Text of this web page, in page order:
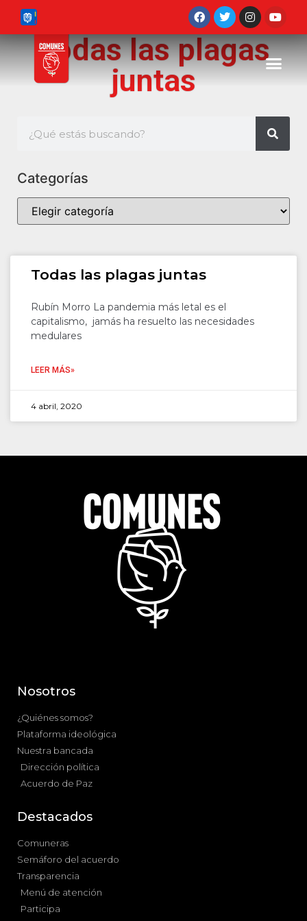
Todas las plagas
juntas
Categorías
Todas las plagas juntas
Rubín Morro La pandemia más letal es el
capitalismo, jamás ha resuelto las necesidades
medulares
LEER MÁS»
4 abril, 2020
Nosotros
¿Quiénes somos?
Plataforma ideológica
Nuestra bancada
Dirección política
Acuerdo de Paz
Destacados
Comuneras
Semáforo del acuerdo
Transparencia
Menú de atención
Participa